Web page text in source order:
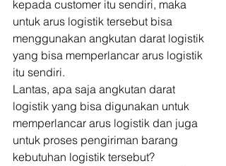
kepada customer itu sendiri, maka
untuk arus logistik tersebut bisa
menggunakan angkutan darat logistik
yang bisa memperlancar arus logistik
itu sendiri.
Lantas, apa saja angkutan darat
logistik yang bisa digunakan untuk
memperlancar arus logistik dan juga
untuk proses pengiriman barang
kebutuhan logistik tersebut?